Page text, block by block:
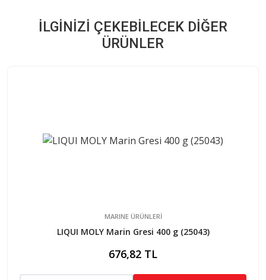
İLGINIZI ÇEKEBILECEK DIĞER
ÜRÜNLER
MARINE ÜRÜNLERİ
LIQUI MOLY Marin Gresi 400 g (25043)
676,82 TL